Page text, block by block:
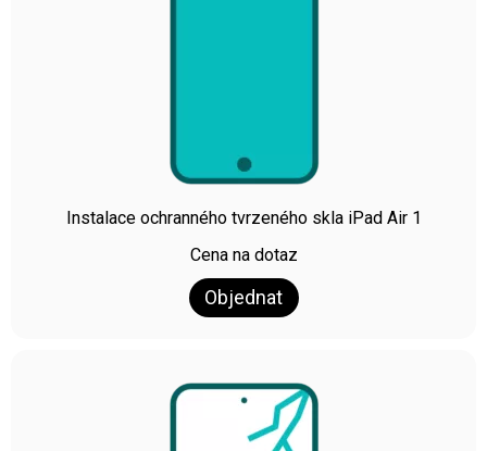
Instalace ochranného tvrzeného skla iPad Air 1
Cena na dotaz
Objednat